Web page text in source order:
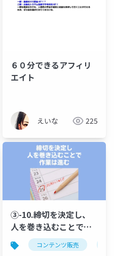
kindle
６０分できるアフィリ
エイト
えいな 225
在宅ビジネス
③-10.締切を決定し、
人を巻き込むことで作
業は進む@受講生が満
足しファン化するオン
コンテンツ販売